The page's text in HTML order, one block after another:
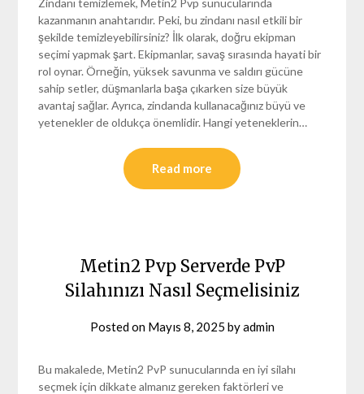
kazanmanın anahtarıdır. Peki, bu zindanı nasıl etkili bir
şekilde temizleyebilirsiniz? İlk olarak, doğru ekipman
seçimi yapmak şart. Ekipmanlar, savaş sırasında hayati bir
rol oynar. Örneğin, yüksek savunma ve saldırı gücüne
sahip setler, düşmanlarla başa çıkarken size büyük
avantaj sağlar. Ayrıca, zindanda kullanacağınız büyü ve
yetenekler de oldukça önemlidir. Hangi yeteneklerin…
Read more
Metin2 Pvp Serverde PvP
Silahınızı Nasıl Seçmelisiniz
Posted on Mayıs 8, 2025 byadmin
Bu makalede, Metin2 PvP sunucularında en iyi silahı
seçmek için dikkate almanız gereken faktörleri ve